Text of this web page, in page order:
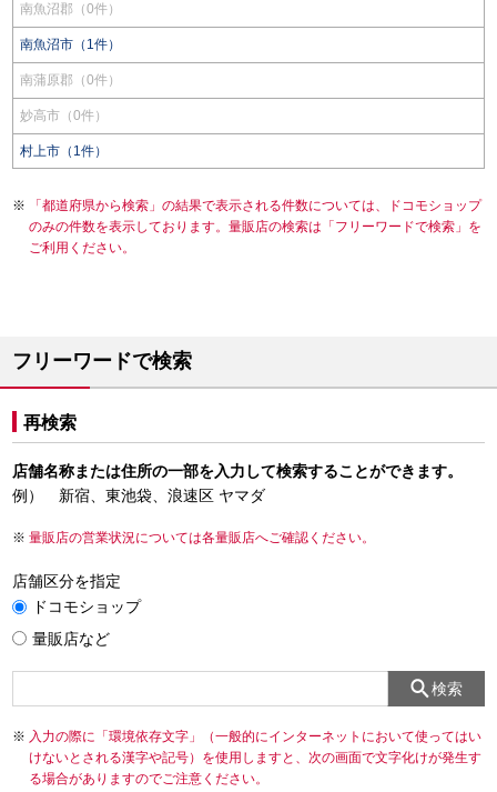
南魚沼郡（0件）
南魚沼市（1件）
南蒲原郡（0件）
妙高市（0件）
村上市（1件）
「都道府県から検索」の結果で表示される件数については、ドコモショップ
のみの件数を表示しております。量販店の検索は「フリーワードで検索」を
ご利用ください。
フリーワードで検索
再検索
店舗名称または住所の一部を入力して検索することができます。
例） 新宿、東池袋、浪速区 ヤマダ
量販店の営業状況については各量販店へご確認ください。
店舗区分を指定
ドコモショップ
量販店など
検索
入力の際に「環境依存文字」（一般的にインターネットにおいて使ってはい
けないとされる漢字や記号）を使用しますと、次の画面で文字化けが発生す
る場合がありますのでご注意ください。